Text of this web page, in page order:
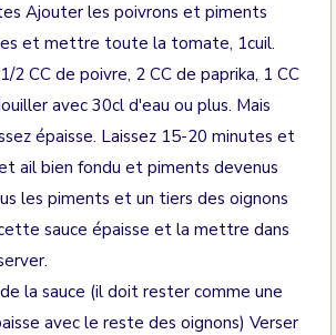
Ajouter les poivrons et piments
et mettre toute la tomate, 1cuil.
2 CC de poivre, 2 CC de paprika, 1 CC
avec 30cl d'eau ou plus. Mais
épaisse. Laissez 15-20 minutes et
ail bien fondu et piments devenus
les piments et un tiers des oignons
sauce épaisse et la mettre dans
la sauce (il doit rester comme une
avec le reste des oignons) Verser